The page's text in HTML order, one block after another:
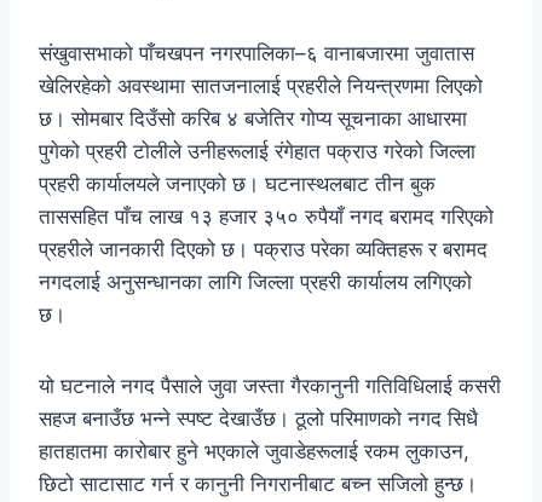
संखुवासभाको पाँचखपन नगरपालिका–६ वानाबजारमा जुवातास
खेलिरहेको अवस्थामा सातजनालाई प्रहरीले नियन्त्रणमा लिएको
छ। सोमबार दिउँसो करिब ४ बजेतिर गोप्य सूचनाका आधारमा
पुगेको प्रहरी टोलीले उनीहरूलाई रंगेहात पक्राउ गरेको जिल्ला
प्रहरी कार्यालयले जनाएको छ। घटनास्थलबाट तीन बुक
ताससहित पाँच लाख १३ हजार ३५० रुपैयाँ नगद बरामद गरिएको
प्रहरीले जानकारी दिएको छ। पक्राउ परेका व्यक्तिहरू र बरामद
नगदलाई अनुसन्धानका लागि जिल्ला प्रहरी कार्यालय लगिएको
छ।
यो घटनाले नगद पैसाले जुवा जस्ता गैरकानुनी गतिविधिलाई कसरी
सहज बनाउँछ भन्ने स्पष्ट देखाउँछ। ठूलो परिमाणको नगद सिधै
हातहातमा कारोबार हुने भएकाले जुवाडेहरूलाई रकम लुकाउन,
छिटो साटासाट गर्न र कानुनी निगरानीबाट बच्न सजिलो हुन्छ।